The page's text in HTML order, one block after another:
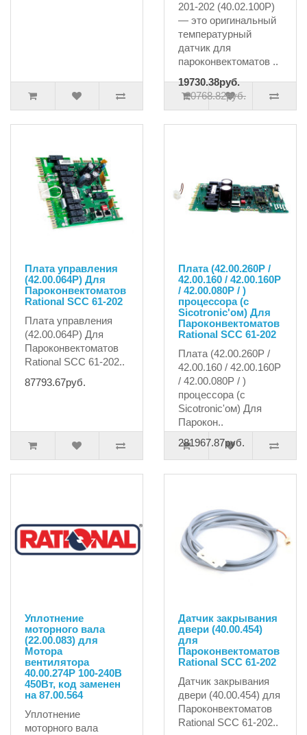
201-202 (40.02.100P)
— это оригинальный
температурный
датчик для
пароконвектоматов ..
19730.38руб.
20768.82руб.
Плата управления
(42.00.064P) Для
Пароконвектоматов
Rational SCC 61-202
Плата управления
(42.00.064P) Для
Пароконвектоматов
Rational SCC 61-202..
87793.67руб.
Плата (42.00.260P /
42.00.160 / 42.00.160P
/ 42.00.080P / )
процессора (с
Sicotronic'ом) Для
Пароконвектоматов
Rational SCC 61-202
Плата (42.00.260P /
42.00.160 / 42.00.160P
/ 42.00.080P / )
процессора (с
Sicotronic'ом) Для
Парокон..
281967.87руб.
Уплотнение
моторного вала
(22.00.083) для
Мотора
вентилятора
40.00.274P 100-240В
450Вт, код заменен
на 87.00.564
Уплотнение
моторного вала
Датчик закрывания
двери (40.00.454)
для
Пароконвектоматов
Rational SCC 61-202
Датчик закрывания
двери (40.00.454) для
Пароконвектоматов
Rational SCC 61-202..